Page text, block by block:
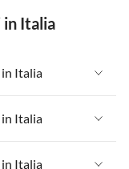
in Italia
Italia
Italia
Italia